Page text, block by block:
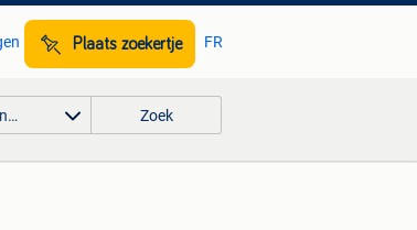
Plaats zoekertje FR
Zoek